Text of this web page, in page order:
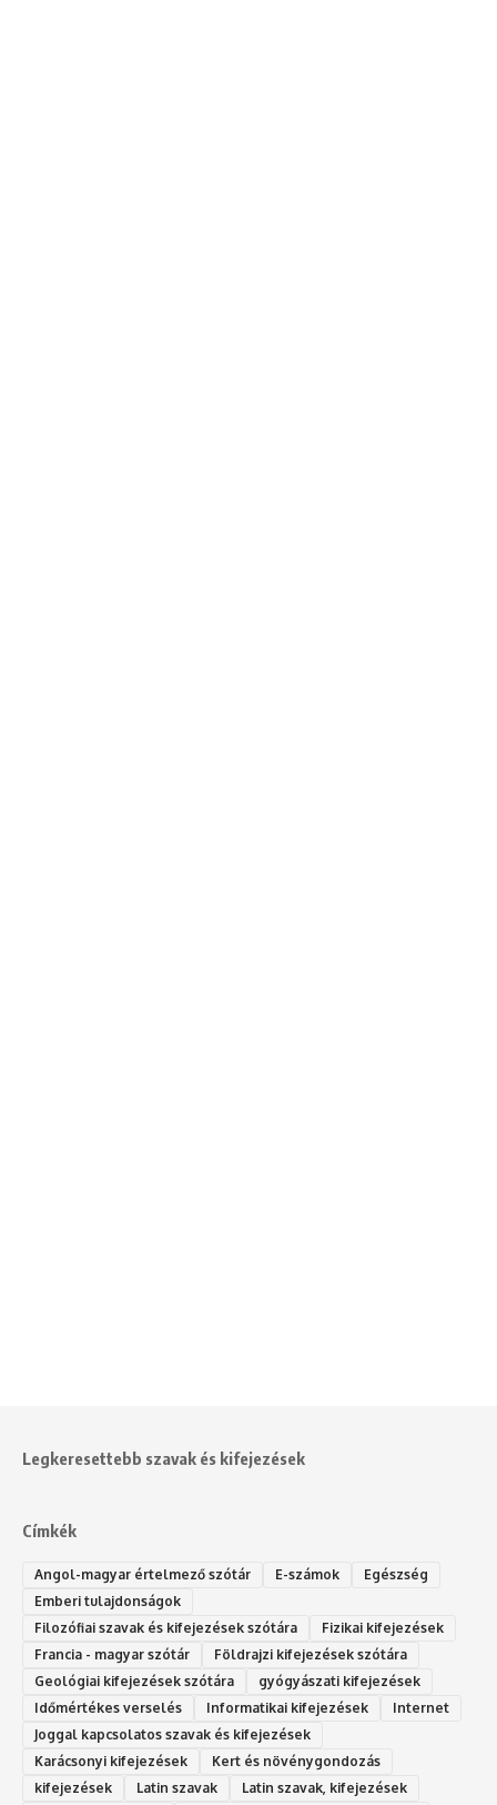
Legkeresettebb szavak és kifejezések
Címkék
Angol-magyar értelmező szótár E-számok
Egészség
Emberi tulajdonságok
Filozófiai szavak és kifejezések szótára
Fizikai kifejezések
Francia - magyar szótár
Földrajzi kifejezések szótára
Geológiai kifejezések szótára
gyógyászati kifejezések
Időmértékes verselés
Informatikai kifejezések
Internet
Joggal kapcsolatos szavak és kifejezések
Karácsonyi kifejezések
Kert és növénygondozás
kifejezések
Latin szavak Latin szavak, kifejezések